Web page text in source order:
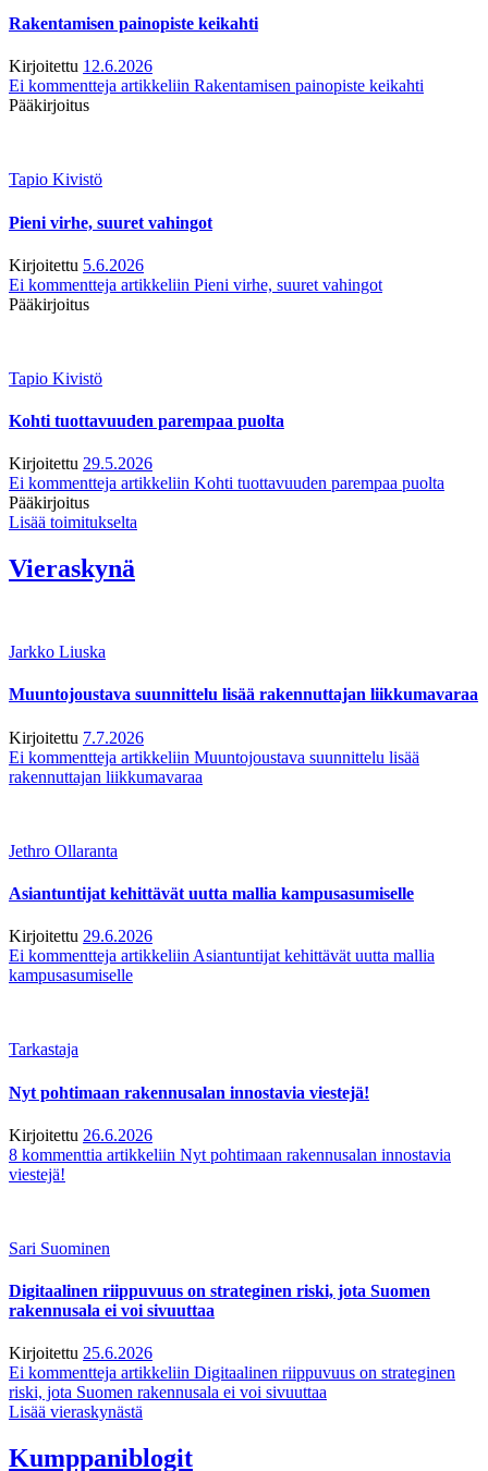
Rakentamisen painopiste keikahti
Kirjoitettu 12.6.2026
Ei kommentteja artikkeliin Rakentamisen painopiste keikahti
Pääkirjoitus
Tapio Kivistö
Pieni virhe, suuret vahingot
Kirjoitettu 5.6.2026
Ei kommentteja artikkeliin Pieni virhe, suuret vahingot
Pääkirjoitus
Tapio Kivistö
Kohti tuottavuuden parempaa puolta
Kirjoitettu 29.5.2026
Ei kommentteja artikkeliin Kohti tuottavuuden parempaa puolta
Pääkirjoitus
Lisää toimitukselta
Vieraskynä
Jarkko Liuska
Muuntojoustava suunnittelu lisää rakennuttajan liikkumavaraa
Kirjoitettu 7.7.2026
Ei kommentteja artikkeliin Muuntojoustava suunnittelu lisää
rakennuttajan liikkumavaraa
Jethro Ollaranta
Asiantuntijat kehittävät uutta mallia kampusasumiselle
Kirjoitettu 29.6.2026
Ei kommentteja artikkeliin Asiantuntijat kehittävät uutta mallia
kampusasumiselle
Tarkastaja
Nyt pohtimaan rakennusalan innostavia viestejä!
Kirjoitettu 26.6.2026
8 kommenttia artikkeliin Nyt pohtimaan rakennusalan innostavia
viestejä!
Sari Suominen
Digitaalinen riippuvuus on strateginen riski, jota Suomen
rakennusala ei voi sivuuttaa
Kirjoitettu 25.6.2026
Ei kommentteja artikkeliin Digitaalinen riippuvuus on strateginen
riski, jota Suomen rakennusala ei voi sivuuttaa
Lisää vieraskynästä
Kumppaniblogit